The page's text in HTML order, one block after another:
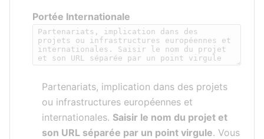
Portée Internationale
Partenariats, implication dans des projets
ou infrastructures européennes et
internationales. Saisir le nom du projet et
son URL séparée par un point virgule. Vous